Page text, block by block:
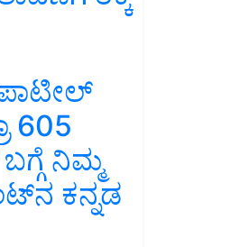
605
ಬಗ್ಗೆ ನಿಮ್ಮ
ಕನ್ನಡ